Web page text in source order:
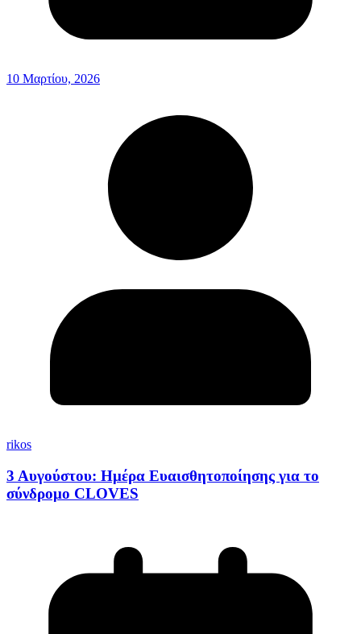
10 Μαρτίου, 2026
rikos
3 Αυγούστου: Ημέρα Ευαισθητοποίησης για το
σύνδρομο CLOVES